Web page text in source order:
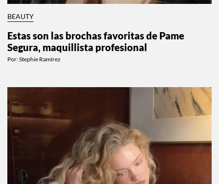
BEAUTY
Estas son las brochas favoritas de Pame
Segura, maquillista profesional
Por:Stephie Ramírez